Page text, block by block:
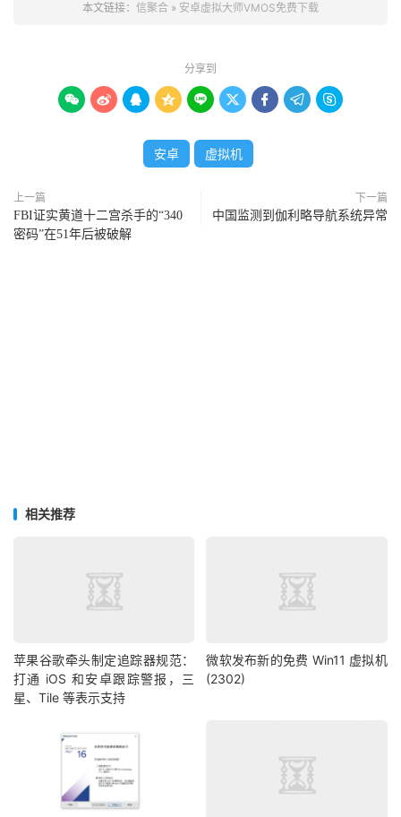
本文链接： 信聚合 » 安卓虚拟大师VMOS免费下载
分享到
        
安卓 虚拟机
上一篇
FBI证实黄道十二宫杀手的“340
密码”在51年后被破解
下一篇
中国监测到伽利略导航系统异常
相关推荐
苹果谷歌牵头制定追踪器规范：
打通 iOS 和安卓跟踪警报，三
星、Tile 等表示支持
微软发布新的免费 Win11 虚拟机
(2302)